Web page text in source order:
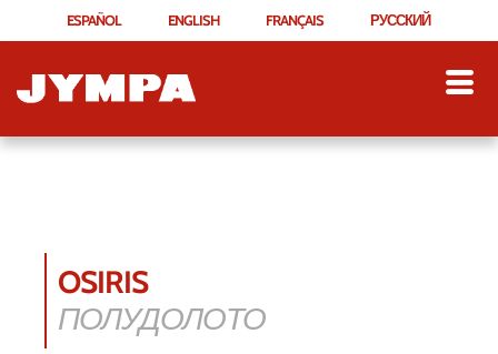
ESPAÑOL ENGLISH FRANÇAIS РУССКИЙ
OSIRIS
ПОЛУДОЛОТО